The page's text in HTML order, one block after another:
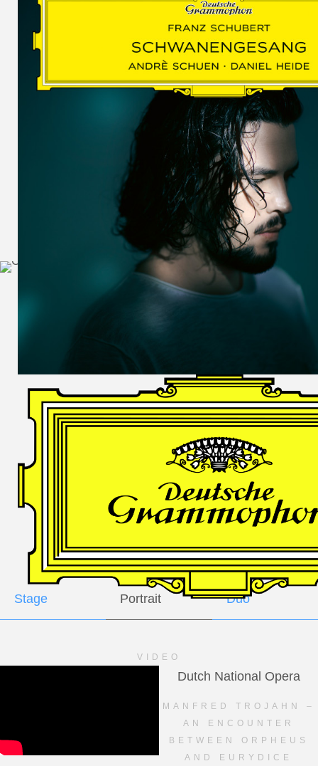
WOLF
MARTIN
SCHUMANN,
LIEDERKREIS
OP. 24
SECHS
MONOLOGE
AUS
JEDERMANN
GESÄNGE
Andrè Schuen,
Baritone
Daniel Heide,
Piano
GALLERY
Stage Portrait Duo
VIDEO
Dutch National Opera
MANFRED TROJAHN –
AN ENCOUNTER
BETWEEN ORPHEUS
AND EURYDICE